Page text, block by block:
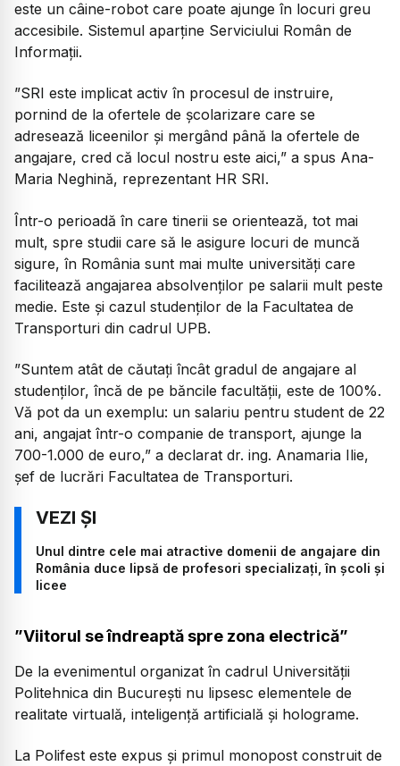
este un câine-robot care poate ajunge în locuri greu
accesibile. Sistemul aparține Serviciului Român de
Informații.
”SRI este implicat activ în procesul de instruire,
pornind de la ofertele de școlarizare care se
adresează liceenilor și mergând până la ofertele de
angajare, cred că locul nostru este aici,” a spus Ana-
Maria Neghină, reprezentant HR SRI.
Într-o perioadă în care tinerii se orientează, tot mai
mult, spre studii care să le asigure locuri de muncă
sigure, în România sunt mai multe universități care
facilitează angajarea absolvenților pe salarii mult peste
medie. Este și cazul studenților de la Facultatea de
Transporturi din cadrul UPB.
”Suntem atât de căutați încât gradul de angajare al
studenților, încă de pe băncile facultății, este de 100%.
Vă pot da un exemplu: un salariu pentru student de 22
ani, angajat într-o companie de transport, ajunge la
700-1.000 de euro,” a declarat dr. ing. Anamaria Ilie,
șef de lucrări Facultatea de Transporturi.
Unul dintre cele mai atractive domenii de angajare din
România duce lipsă de profesori specializați, în școli și
licee
”Viitorul se îndreaptă spre zona electrică”
De la evenimentul organizat în cadrul Universității
Politehnica din București nu lipsesc elementele de
realitate virtuală, inteligență artificială și holograme.
La Polifest este expus și primul monopost construit de